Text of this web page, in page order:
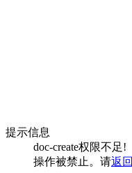
提示信息
doc-create权限不足!
操作被禁止。请返回